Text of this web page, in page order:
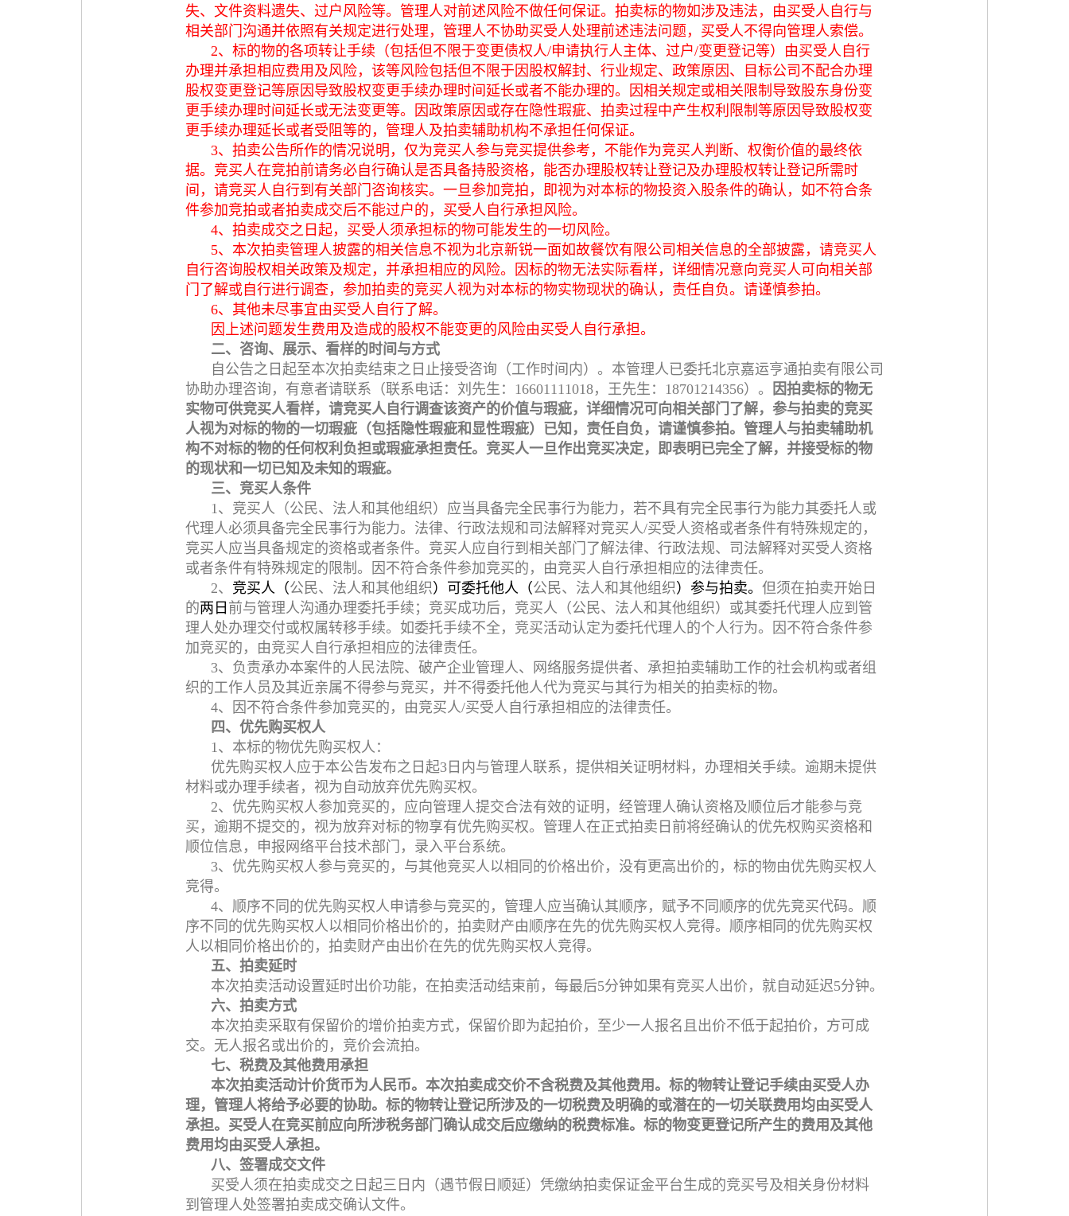
失、文件资料遗失、过户风险等。管理人对前述风险不做任何保证。拍卖标的物如涉及违法，由买受人自行与
相关部门沟通并依照有关规定进行处理，管理人不协助买受人处理前述违法问题，买受人不得向管理人索偿。
2、标的物的各项转让手续（包括但不限于变更债权人/申请执行人主体、过户/变更登记等）由买受人自行
办理并承担相应费用及风险，该等风险包括但不限于因股权解封、行业规定、政策原因、目标公司不配合办理
股权变更登记等原因导致股权变更手续办理时间延长或者不能办理的。因相关规定或相关限制导致股东身份变
更手续办理时间延长或无法变更等。因政策原因或存在隐性瑕疵、拍卖过程中产生权利限制等原因导致股权变
更手续办理延长或者受阻等的，管理人及拍卖辅助机构不承担任何保证。
3、拍卖公告所作的情况说明，仅为竞买人参与竞买提供参考，不能作为竞买人判断、权衡价值的最终依
据。竞买人在竞拍前请务必自行确认是否具备持股资格，能否办理股权转让登记及办理股权转让登记所需时
间，请竞买人自行到有关部门咨询核实。一旦参加竞拍，即视为对本标的物投资入股条件的确认，如不符合条
件参加竞拍或者拍卖成交后不能过户的，买受人自行承担风险。
4、拍卖成交之日起，买受人须承担标的物可能发生的一切风险。
5、本次拍卖管理人披露的相关信息不视为北京新锐一面如故餐饮有限公司相关信息的全部披露，请竞买人
自行咨询股权相关政策及规定，并承担相应的风险。因标的物无法实际看样，详细情况意向竞买人可向相关部
门了解或自行进行调查，参加拍卖的竞买人视为对本标的物实物现状的确认，责任自负。请谨慎参拍。
6、其他未尽事宜由买受人自行了解。
因上述问题发生费用及造成的股权不能变更的风险由买受人自行承担。
二、咨询、展示、看样的时间与方式
自公告之日起至本次拍卖结束之日止接受咨询（工作时间内）。本管理人已委托北京嘉运亨通拍卖有限公司
协助办理咨询，有意者请联系（联系电话：刘先生：16601111018，王先生：18701214356）。
因拍卖标的物无
实物可供竞买人看样，请竞买人自行调查该资产的价值与瑕疵，详细情况可向相关部门了解，参与拍卖的竞买
人视为对标的物的一切瑕疵（包括隐性瑕疵和显性瑕疵）已知，责任自负，请谨慎参拍。管理人与拍卖辅助机
构不对标的物的任何权利负担或瑕疵承担责任。竞买人一旦作出竞买决定，即表明已完全了解，并接受标的物
的现状和一切已知及未知的瑕疵。
三、竞买人条件
1、竞买人（公民、法人和其他组织）应当具备完全民事行为能力，若不具有完全民事行为能力其委托人或
代理人必须具备完全民事行为能力。法律、行政法规和司法解释对竞买人/买受人资格或者条件有特殊规定的，
竞买人应当具备规定的资格或者条件。竞买人应自行到相关部门了解法律、行政法规、司法解释对买受人资格
或者条件有特殊规定的限制。因不符合条件参加竞买的，由竞买人自行承担相应的法律责任。
2、 竞买人（公民、法人和其他组织）可委托他人（公民、法人和其他组织）参与拍卖。 但须在拍卖开始日
的两日 前与管理人沟通办理委托手续；竞买成功后，竞买人（公民、法人和其他组织）或其委托代理人应到管
理人处办理交付或权属转移手续。如委托手续不全，竞买活动认定为委托代理人的个人行为。因不符合条件参
加竞买的，由竞买人自行承担相应的法律责任。
3、负责承办本案件的人民法院、破产企业管理人、网络服务提供者、承担拍卖辅助工作的社会机构或者组
织的工作人员及其近亲属不得参与竞买，并不得委托他人代为竞买与其行为相关的拍卖标的物。
4、因不符合条件参加竞买的，由竞买人/买受人自行承担相应的法律责任。
四、优先购买权人
1、本标的物优先购买权人：
优先购买权人应于本公告发布之日起3日内与管理人联系，提供相关证明材料，办理相关手续。逾期未提供
材料或办理手续者，视为自动放弃优先购买权。
2、优先购买权人参加竞买的，应向管理人提交合法有效的证明，经管理人确认资格及顺位后才能参与竞
买，逾期不提交的，视为放弃对标的物享有优先购买权。管理人在正式拍卖日前将经确认的优先权购买资格和
顺位信息，申报网络平台技术部门，录入平台系统。
3、优先购买权人参与竞买的，与其他竞买人以相同的价格出价，没有更高出价的，标的物由优先购买权人
竞得。
4、顺序不同的优先购买权人申请参与竞买的，管理人应当确认其顺序，赋予不同顺序的优先竞买代码。顺
序不同的优先购买权人以相同价格出价的，拍卖财产由顺序在先的优先购买权人竞得。顺序相同的优先购买权
人以相同价格出价的，拍卖财产由出价在先的优先购买权人竞得。
五、拍卖延时
本次拍卖活动设置延时出价功能，在拍卖活动结束前，每最后5分钟如果有竞买人出价，就自动延迟5分钟。
六、拍卖方式
本次拍卖采取有保留价的增价拍卖方式，保留价即为起拍价，至少一人报名且出价不低于起拍价，方可成
交。无人报名或出价的，竞价会流拍。
七、税费及其他费用承担
本次拍卖活动计价货币为人民币。本次拍卖成交价不含税费及其他费用。标的物转让登记手续由买受人办
理，管理人将给予必要的协助。标的物转让登记所涉及的一切税费及明确的或潜在的一切关联费用均由买受人
承担。买受人在竞买前应向所涉税务部门确认成交后应缴纳的税费标准。标的物变更登记所产生的费用及其他
费用均由买受人承担。
八、签署成交文件
买受人须在拍卖成交之日起三日内（遇节假日顺延）凭缴纳拍卖保证金平台生成的竞买号及相关身份材料
到管理人处签署拍卖成交确认文件。